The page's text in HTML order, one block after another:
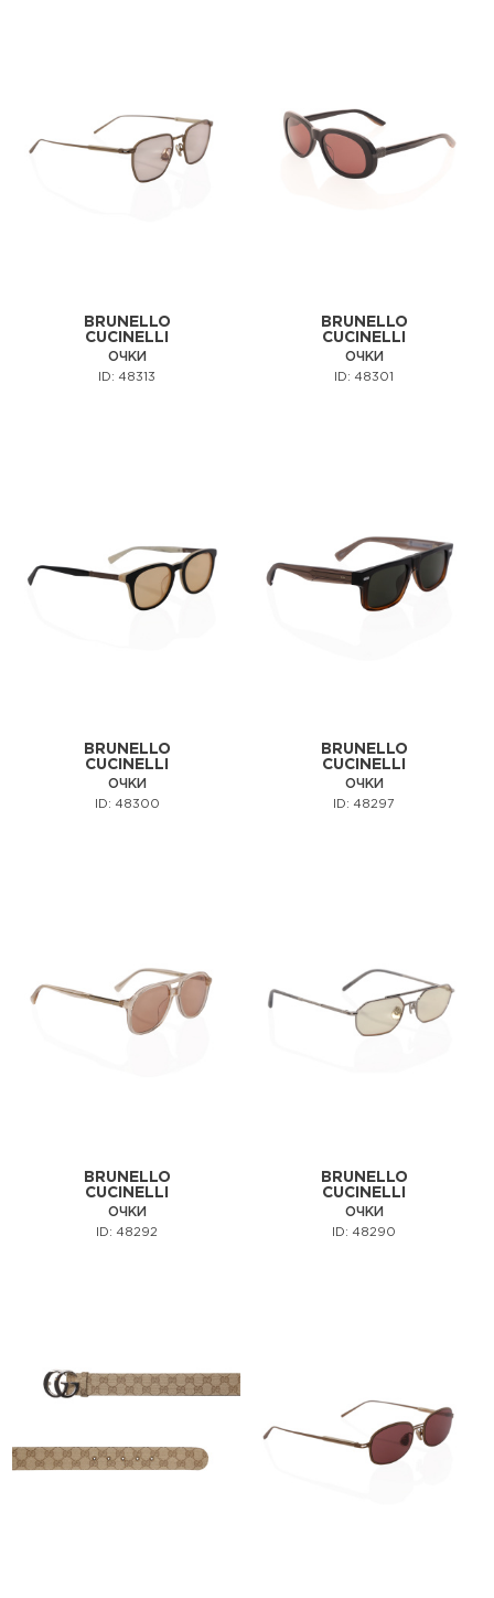
BRUNELLO
CUCINELLI
ОЧКИ
ID: 48313
BRUNELLO
CUCINELLI
ОЧКИ
ID: 48301
BRUNELLO
CUCINELLI
ОЧКИ
ID: 48300
BRUNELLO
CUCINELLI
ОЧКИ
ID: 48297
BRUNELLO
CUCINELLI
ОЧКИ
ID: 48292
BRUNELLO
CUCINELLI
ОЧКИ
ID: 48290